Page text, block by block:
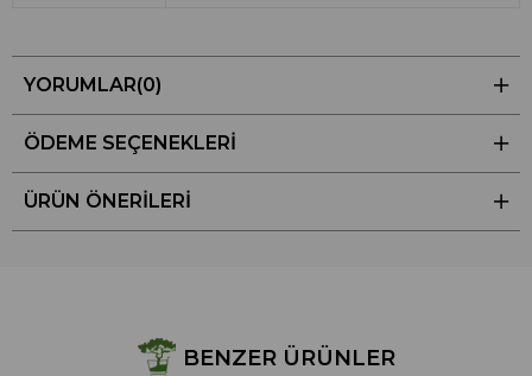
YORUMLAR(0)
ÖDEME SEÇENEKLERI
ÜRÜN ÖNERILERI
BENZER ÜRÜNLER